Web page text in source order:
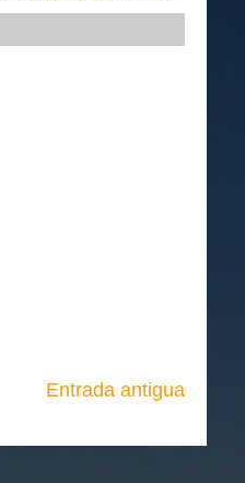
Entrada antigua